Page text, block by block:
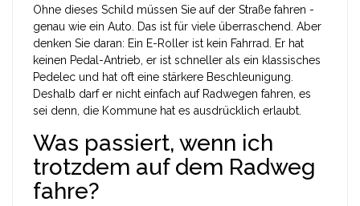
Ohne dieses Schild müssen Sie auf der Straße fahren -
genau wie ein Auto. Das ist für viele überraschend. Aber
denken Sie daran: Ein E-Roller ist kein Fahrrad. Er hat
keinen Pedal-Antrieb, er ist schneller als ein klassisches
Pedelec und hat oft eine stärkere Beschleunigung.
Deshalb darf er nicht einfach auf Radwegen fahren, es
sei denn, die Kommune hat es ausdrücklich erlaubt.
Was passiert, wenn ich
trotzdem auf dem Radweg
fahre?